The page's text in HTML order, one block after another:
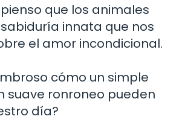
que los animales
innata que nos
el amor incondicional.
cómo un simple
suave ronroneo pueden
día?